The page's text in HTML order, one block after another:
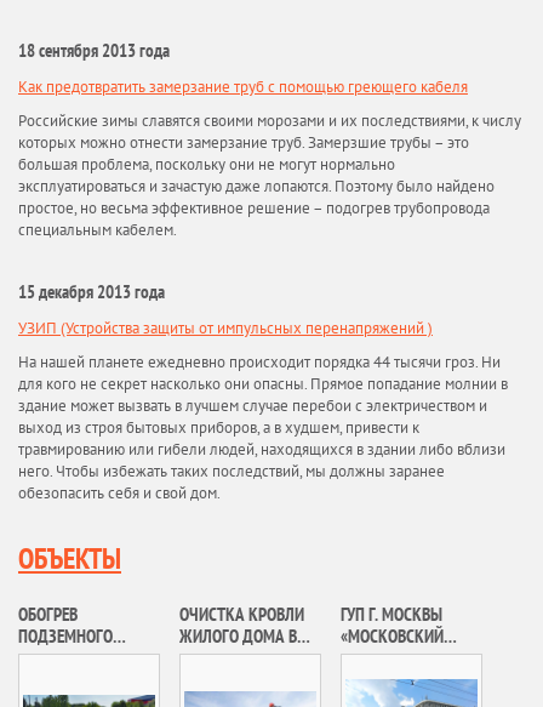
18 сентября 2013 года
Как предотвратить замерзание труб с помощью греющего кабеля
Российские зимы славятся своими морозами и их последствиями, к числу
которых можно отнести замерзание труб. Замерзшие трубы – это
большая проблема, поскольку они не могут нормально
эксплуатироваться и зачастую даже лопаются. Поэтому было найдено
простое, но весьма эффективное решение – подогрев трубопровода
специальным кабелем.
15 декабря 2013 года
УЗИП (Устройства защиты от импульсных перенапряжений )
На нашей планете ежедневно происходит порядка 44 тысячи гроз. Ни
для кого не секрет насколько они опасны. Прямое попадание молнии в
здание может вызвать в лучшем случае перебои с электричеством и
выход из строя бытовых приборов, а в худшем, привести к
травмированию или гибели людей, находящихся в здании либо вблизи
него. Чтобы избежать таких последствий, мы должны заранее
обезопасить себя и свой дом.
ОБЪЕКТЫ
ОБОГРЕВ
ПОДЗЕМНОГО
ПЕШЕХОДНОГО
ПЕРЕСЕЧЕНИИ УЛ. 2-
ОЧИСТКА КРОВЛИ
ЖИЛОГО ДОМА В
МОСКОВСКОЙ
И НАЛЕДИ
ГУП Г. МОСКВЫ
«МОСКОВСКИЙ
МЕТРОПОЛИТЕН»